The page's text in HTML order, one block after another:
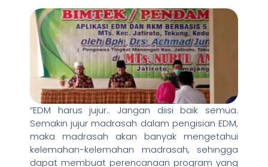
“EDM harus jujur.. Jangan diisi baik semua.
Semakin jujur madrasah dalam pengisian EDM,
maka madrasah akan banyak mengetahui
kelemahan-kelemahan madrasah, sehingga
dapat membuat perencanaan program yang